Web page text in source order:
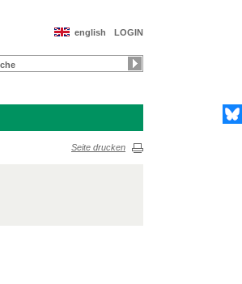
LOGIN
english
Seite drucken